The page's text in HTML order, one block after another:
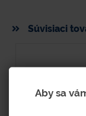
Súvisiaci
Aby sa